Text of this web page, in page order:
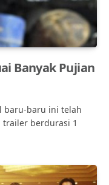
Banyak Pujian
baru-baru ini telah
berdurasi 1